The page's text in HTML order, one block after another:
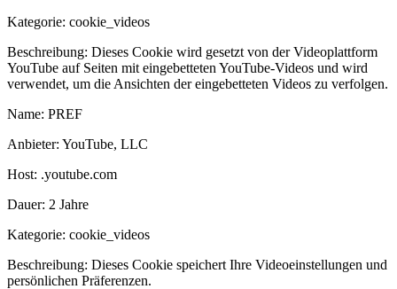
Kategorie: cookie_videos
Beschreibung: Dieses Cookie wird gesetzt von der Videoplattform
YouTube auf Seiten mit eingebetteten YouTube-Videos und wird
verwendet, um die Ansichten der eingebetteten Videos zu verfolgen.
Name: PREF
Anbieter: YouTube, LLC
Host: .youtube.com
Dauer: 2 Jahre
Kategorie: cookie_videos
Beschreibung: Dieses Cookie speichert Ihre Videoeinstellungen und
persönlichen Präferenzen.